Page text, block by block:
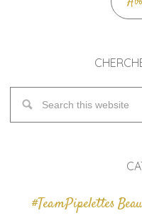
#TeamPipelettes